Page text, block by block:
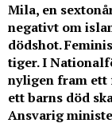
Mila, en
negativt om
dödshot.
tiger. I
nyligen fram
ett barns död
Ansvarig